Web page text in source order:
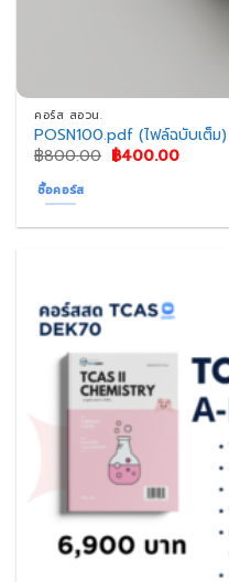
คอร์ส สอวน.
POSN100.pdf (ไฟล์ฉบับเต็ม)
฿800.00 Original
price
฿400.00Current
ซื้อคอร์ส